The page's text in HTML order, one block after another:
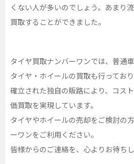
くない人が多いのでしょう。あまり
買取することができました。
タイヤ買取ナンバーワンでは、普通
タイヤ・ホイールの買取も行っており
確立された独自の販路により、コス
価買取を実現しています。
タイヤやホイールの売却をご検討の
ーワンをご利用ください。
皆様からのご連絡を、心よりお待ちし